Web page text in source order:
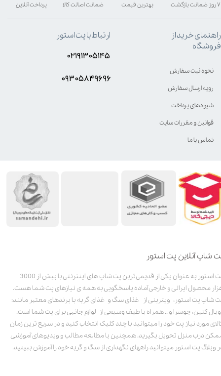
شاپ آنلاین پت استور
پت استور به عنوان یکی از قدیمی‌ترین پت شاپ های اینترنتی با بیش از 3000
محصول ایرانی و خارجی آماده پاسخگویی به همه ی نیازهای پت شما هست.
شاپ پت استور، ویترینی از غذای سگ و غذای گربه با برندهای معتبر مانند:
کنین، جوسرا و .. همراه با طیف وسیعی از لوازم جانبی برای پت شما است.
مورد نیاز پت خود را میتوانید با چند کلیک انتخاب کنید و در سریع ترین زمان
درب منزل تحویل بگیرید. همچنین با مطالعه مطالب و ویدیوهای آموزشی
وبلاگ پت استور میتوانید راههای نگهداری از سگ و گربه خود را آموزش ببینید.
بهترین قیمت پرداخت آنلاین ۷ روز ضمانت بازگشت ضمانت اصالت کالا
راهنمای خرید از
فروشگاه
نحوه ثبت سفارش
رویه ارسال سفارش
شیوه‌های پرداخت
قوانین و مقررات سایت
تماس با ما
ارتباط با پت استور
۰۲۱۹۱۳۰۵۱۴۵
۰۹۳۰۵8۴9696